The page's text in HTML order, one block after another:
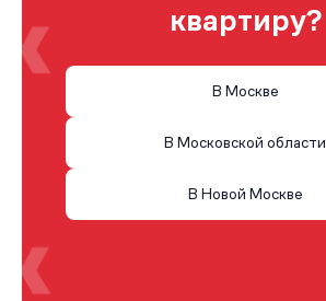
квартиру?
В Москве
В Московской области
В Новой Москве